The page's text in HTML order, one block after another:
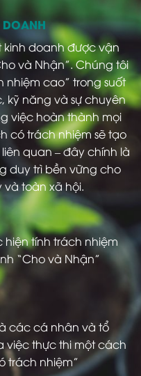
DOANH
doanh được vận
và Nhận”. Chúng tôi
nhiệm cao” trong suốt
kỹ năng và sự chuyên
việc hoàn thành mọi
có trách nhiệm sẽ tạo
quan – đây chính là
duy trì bền vững cho
toàn xã hội.
tính trách nhiệm
“Cho và Nhận”
các cá nhân và tổ
việc thực thi một cách
trách nhiệm”